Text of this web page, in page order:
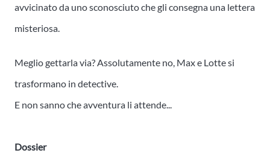
avvicinato da uno sconosciuto che gli consegna una lettera
misteriosa.
Meglio gettarla via? Assolutamente no, Max e Lotte si
trasformano in detective.
E non sanno che avventura li attende...
Dossier